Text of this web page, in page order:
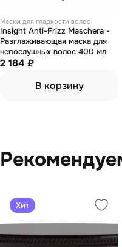
Маски для гладкости волос
Insight Anti-Frizz Maschera -
Разглаживающая маска для
непослушных волос 400 мл
2 184 ₽
В корзину
Хит